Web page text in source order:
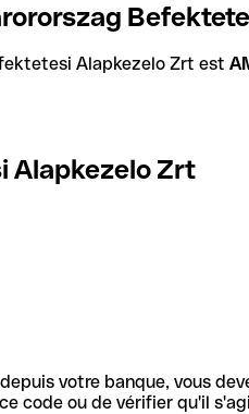
Alapkezelo Zrt est
Alapkezelo Zrt
votre banque, vous
code ou de vérifier qu'il